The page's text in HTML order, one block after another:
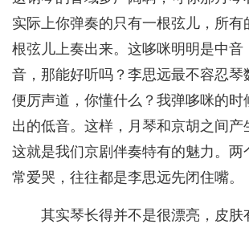
实际上你弹奏的只有一根弦儿，所有
根弦儿上奏出来。这哆咪明明是中音
音，那能好听吗？李思远最不容忍琴
便厉声道，你懂什么？我弹哆咪的时
出的低音。这样，月琴和京胡之间产
这就是我们京剧伴奏特有的魅力。两
常爱哭，往往都是李思远先闭住嘴。
其实琴长得并不是很漂亮，皮肤